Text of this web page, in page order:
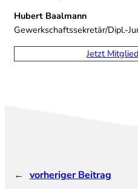
Hubert Baalmann
Gewerkschaftssekretär/Dipl.-
Jetzt
← vorheriger Beitrag